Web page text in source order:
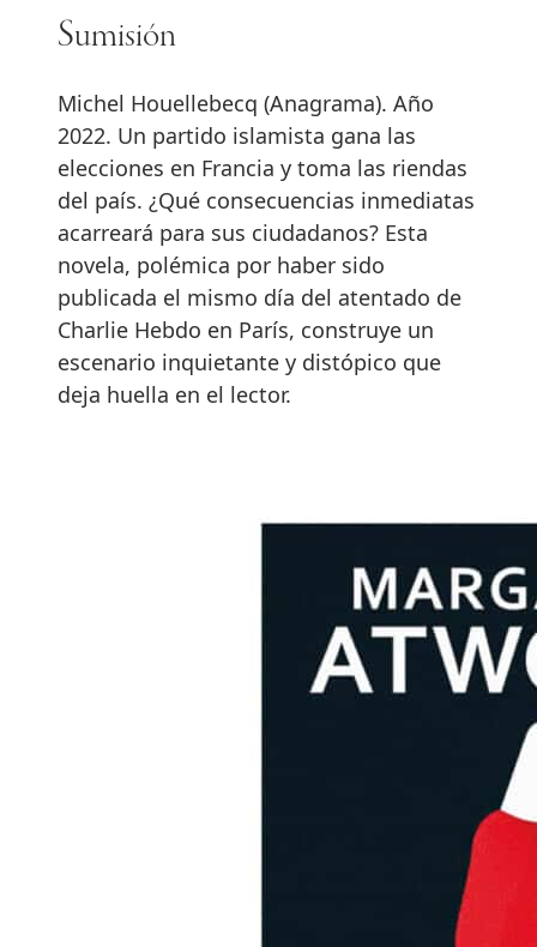
Sumisión
Michel Houellebecq (Anagrama). Año
2022. Un partido islamista gana las
elecciones en Francia y toma las riendas
del país. ¿Qué consecuencias inmediatas
acarreará para sus ciudadanos? Esta
novela, polémica por haber sido
publicada el mismo día del atentado de
Charlie Hebdo en París, construye un
escenario inquietante y distópico que
deja huella en el lector.